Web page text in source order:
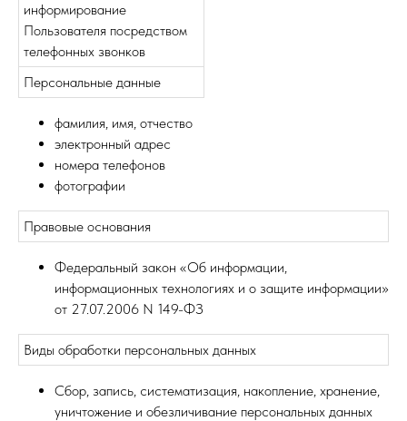
информирование
Пользователя посредством
телефонных звонков
Персональные данные
фамилия, имя, отчество
электронный адрес
номера телефонов
фотографии
Правовые основания
Федеральный закон «Об информации,
информационных технологиях и о защите информации»
от 27.07.2006 N 149-ФЗ
Виды обработки персональных данных
Сбор, запись, систематизация, накопление, хранение,
уничтожение и обезличивание персональных данных